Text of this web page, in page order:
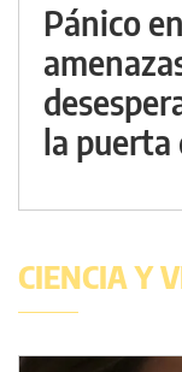
Pánico
la puerta
CIENCIA Y